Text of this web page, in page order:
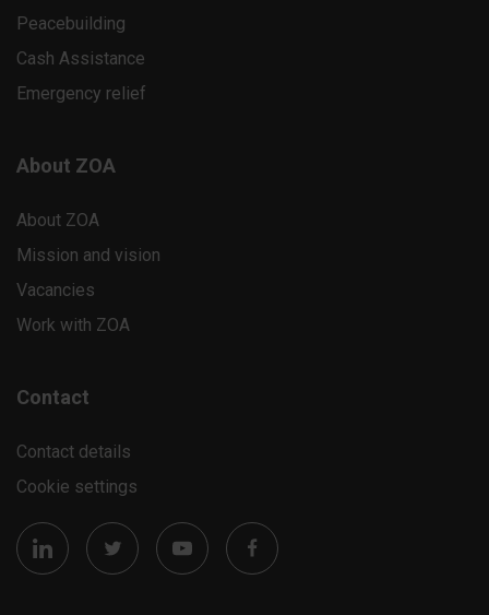
Peacebuilding
Cash Assistance
Emergency relief
About ZOA
About ZOA
Mission and vision
Vacancies
Work with ZOA
Contact
Contact details
Cookie settings
Socials